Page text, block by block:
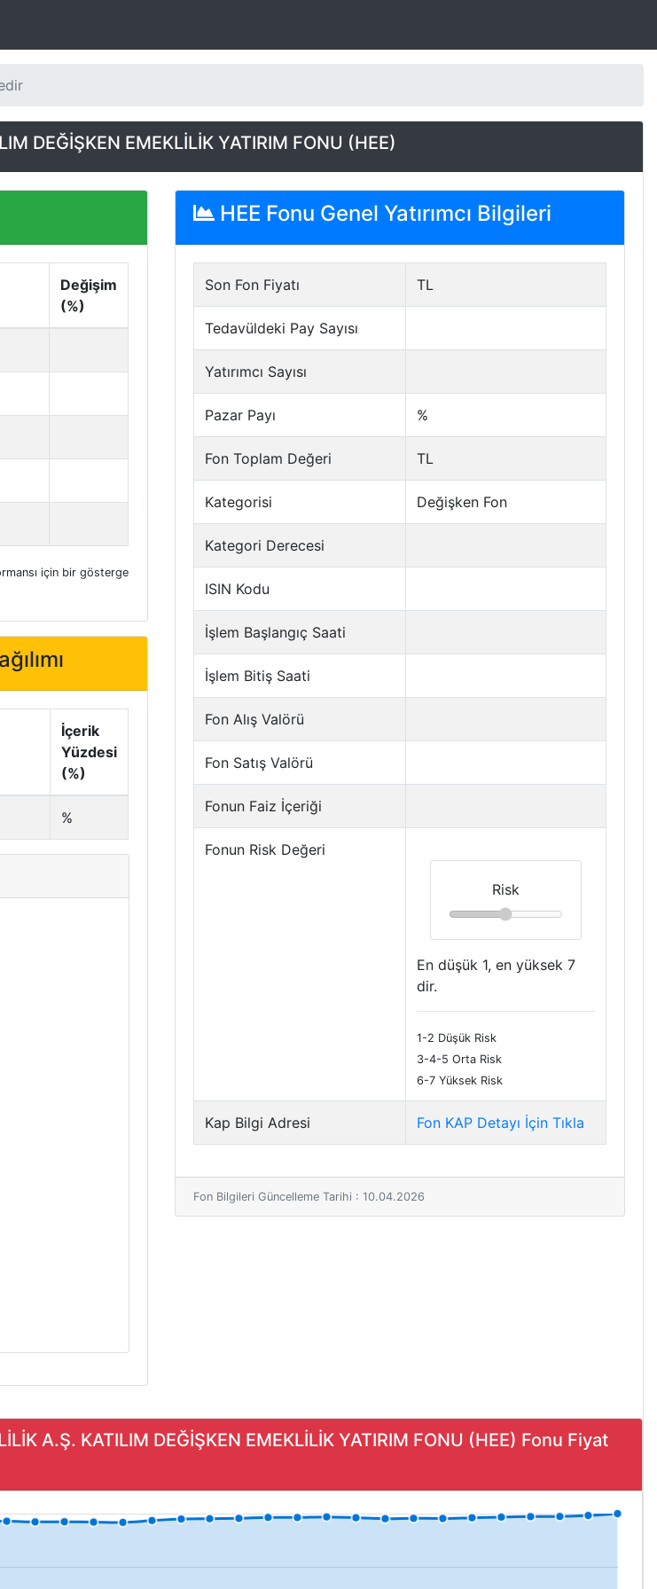
DEĞİŞKEN EMEKLİLİK YATIRIM FONU (HEE)
Değişim
(%)
için bir gösterge
İçerik
Yüzdesi
(%)
%
HEE Fonu Genel Yatırımcı Bilgileri
Son Fon Fiyatı TL
Tedavüldeki Pay Sayısı
Yatırımcı Sayısı
Pazar Payı %
Fon Toplam Değeri TL
Kategorisi Değişken Fon
Kategori Derecesi
ISIN Kodu
İşlem Başlangıç Saati
İşlem Bitiş Saati
Fon Alış Valörü
Fon Satış Valörü
Fonun Faiz İçeriği
Fonun Risk Değeri
Risk
En düşük 1, en yüksek 7
dir.
1-2 Düşük Risk
3-4-5 Orta Risk
6-7 Yüksek Risk
Kap Bilgi Adresi Fon KAP Detayı İçin Tıkla
Fon Bilgileri Güncelleme Tarihi : 10.04.2026
A.Ş. KATILIM DEĞİŞKEN EMEKLİLİK YATIRIM FONU (HEE) Fonu Fiyat